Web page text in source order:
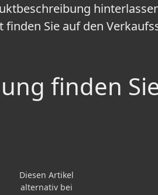
finden Sie auf den
finden
Diesen Artikel
alternativ bei